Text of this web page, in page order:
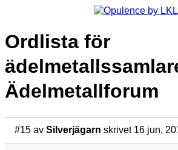
Ordlista för
Ädelmetallforum
#15 av Silverjägarn skrivet 16 jun,